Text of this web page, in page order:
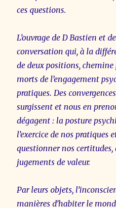
ces questions.
L’ouvrage de D Bastien et
conversation qui, à la
de deux positions,
morts de l’engagement
pratiques. Des
surgissent et nous en
dégagent : la posture
l’exercice de nos pratiques
questionner nos certitudes,
jugements de valeur.
Par leurs objets,
manières d’habiter le